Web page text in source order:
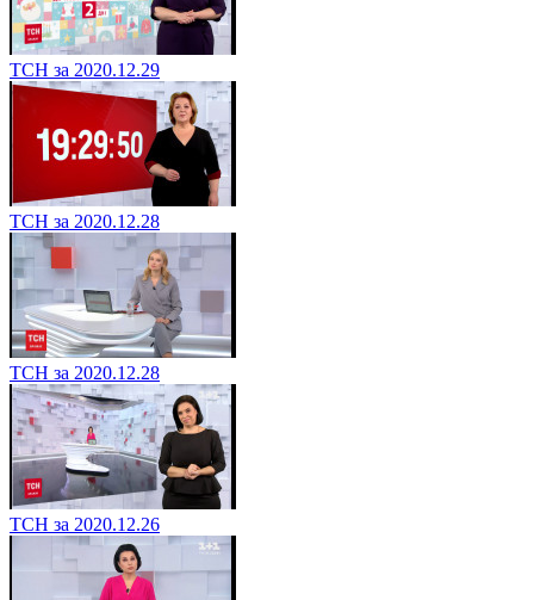
ТСН за 2020.12.29
ТСН за 2020.12.28
ТСН за 2020.12.28
ТСН за 2020.12.26